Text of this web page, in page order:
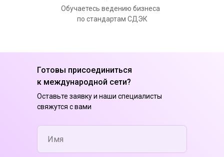
Обучаетесь ведению бизнеса
по стандартам СДЭК
Готовы присоединиться
к международной сети?
Оставьте заявку и наши специалисты
свяжутся с вами